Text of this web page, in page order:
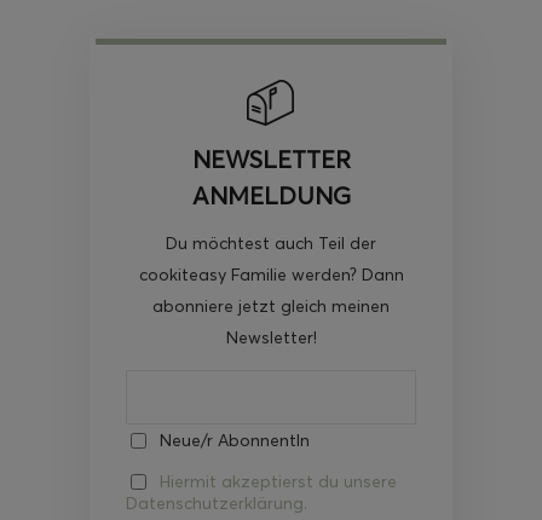
NEWSLETTER
ANMELDUNG
Du möchtest auch Teil der
cookiteasy Familie werden? Dann
abonniere jetzt gleich meinen
Newsletter!
Neue/r AbonnentIn
Hiermit akzeptierst du unsere
Datenschutzerklärung.